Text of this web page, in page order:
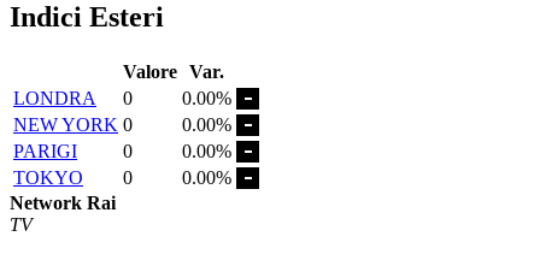
Indici Esteri
Valore Var.
LONDRA
0
0.00%
NEW YORK 0
0.00%
PARIGI
0
0.00%
TOKYO
0
0.00%
Network Rai
TV